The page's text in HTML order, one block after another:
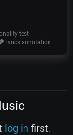
test
Lyrics annotation
log in first.